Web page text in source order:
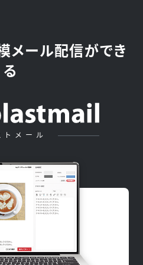
メール配信ができ
る
トメール